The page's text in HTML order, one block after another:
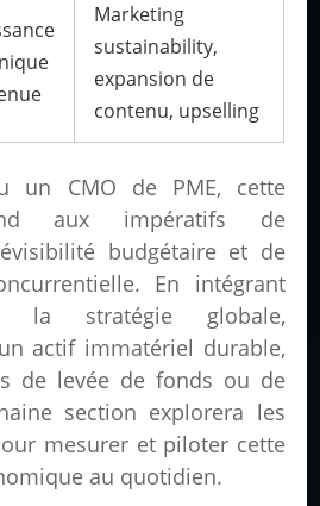
Marketing
sustainability,
expansion de
contenu, upselling
un CMO de PME, cette
aux impératifs de
budgétaire et de
En intégrant
la stratégie globale,
actif immatériel durable,
de levée de fonds ou de
section explorera les
mesurer et piloter cette
au quotidien.